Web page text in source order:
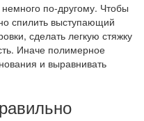
по-другому. Чтобы
спилить выступающий
сделать легкую стяжку
Иначе полимерное
и выравнивать